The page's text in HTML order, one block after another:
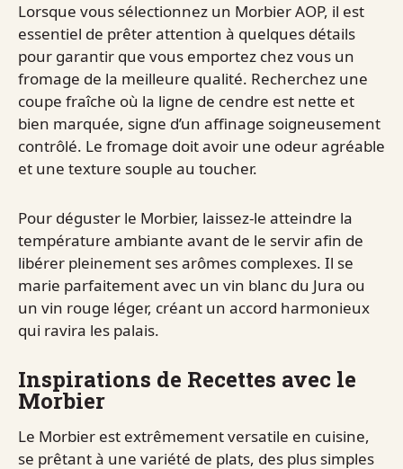
Lorsque vous sélectionnez un Morbier AOP, il est
essentiel de prêter attention à quelques détails
pour garantir que vous emportez chez vous un
fromage de la meilleure qualité. Recherchez une
coupe fraîche où la ligne de cendre est nette et
bien marquée, signe d’un affinage soigneusement
contrôlé. Le fromage doit avoir une odeur agréable
et une texture souple au toucher.
Pour déguster le Morbier, laissez-le atteindre la
température ambiante avant de le servir afin de
libérer pleinement ses arômes complexes. Il se
marie parfaitement avec un vin blanc du Jura ou
un vin rouge léger, créant un accord harmonieux
qui ravira les palais.
Inspirations de Recettes avec le
Morbier
Le Morbier est extrêmement versatile en cuisine,
se prêtant à une variété de plats, des plus simples